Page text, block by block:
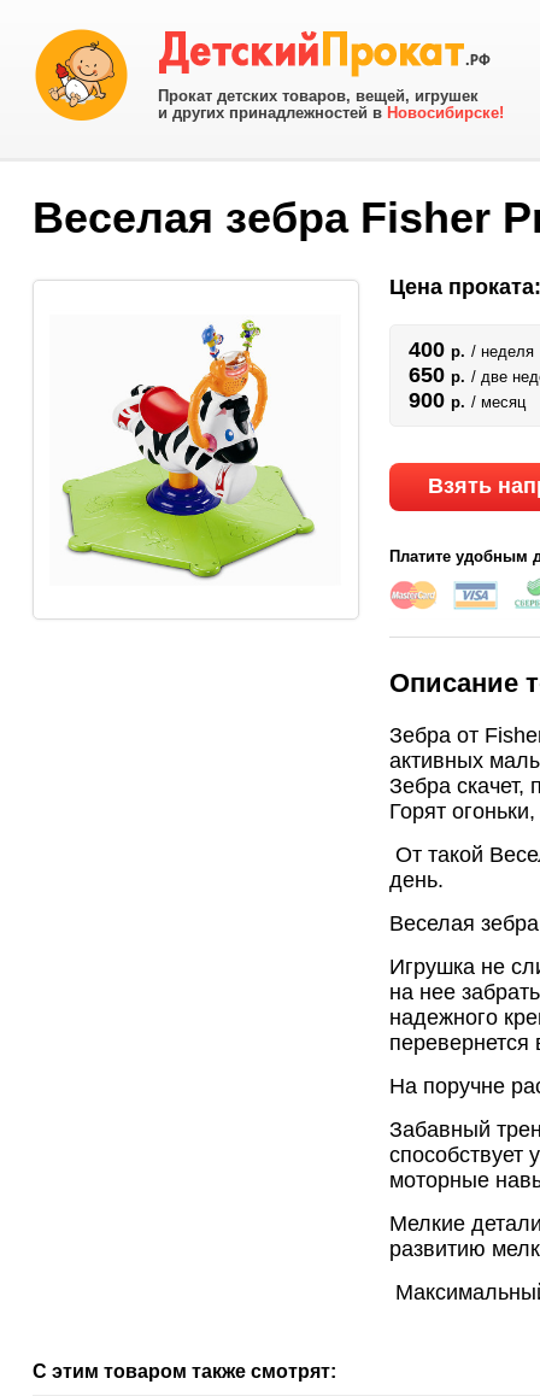
Прокат детских товаров, вещей, игрушек
и других принадлежностей в Новосибирске!
Веселая зебра Fisher
Цена проката:
400 р. / неделя
650 р. / две
900 р. / месяц
Взять
Платите удобным
Описание
Зебра от
активных
Зебра скачет,
Горят
От такой
день.
Веселая
Игрушка не
на нее
надежного
перевернется
На поручне
Забавный
моторные
Мелкие
развитию
С этим товаром также смотрят: